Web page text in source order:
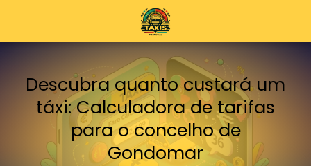
Descubra quanto custará um
táxi: Calculadora de tarifas
para o concelho de
Gondomar